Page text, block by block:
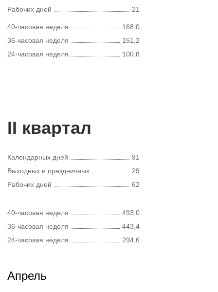
Рабочих дней
21
40-часовая неделя
168,0
36-часовая неделя
151,2
24-часовая неделя
100,8
II квартал
Календарных дней
91
Выходных и праздничных
29
Рабочих дней
62
40-часовая неделя
493,0
36-часовая неделя
443,4
24-часовая неделя
294,6
Апрель